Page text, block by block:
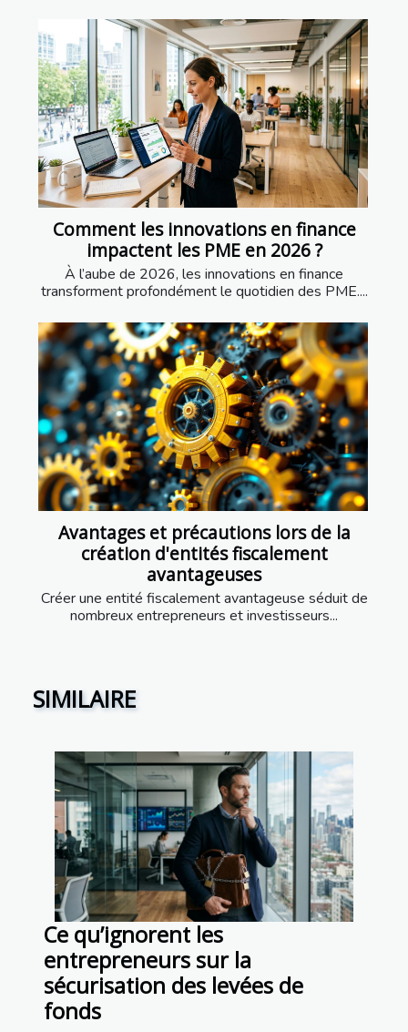
Comment les innovations en finance
impactent les PME en 2026 ?
À l’aube de 2026, les innovations en finance
transforment profondément le quotidien des PME....
Avantages et précautions lors de la
création d'entités fiscalement
avantageuses
Créer une entité fiscalement avantageuse séduit de
nombreux entrepreneurs et investisseurs...
SIMILAIRE
Ce qu’ignorent les
entrepreneurs sur la
sécurisation des levées de
fonds